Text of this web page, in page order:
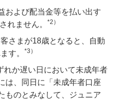
ルチカレンシー口
および配当金等を払い出す
れません。
*2）
さまが18歳となると、自動
す。
*3）
れか遅い日において未成年者
は、同日に「未成年者口座
ものとみなして、ジュニア